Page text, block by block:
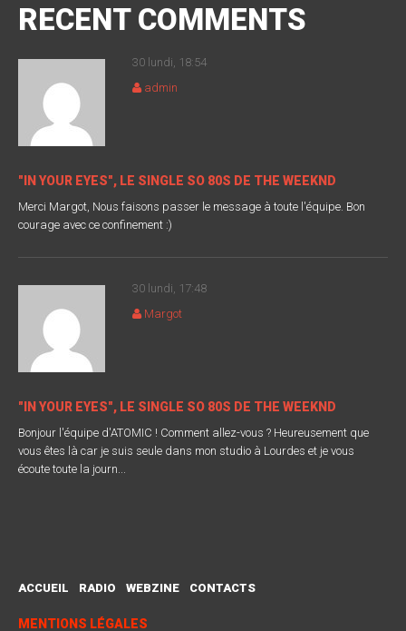
RECENT COMMENTS
30 lundi, 18:54
admin
"IN YOUR EYES", LE SINGLE SO 80S DE THE WEEKND
Merci Margot, Nous faisons passer le message à toute l'équipe. Bon
courage avec ce confinement :)
30 lundi, 17:48
Margot
"IN YOUR EYES", LE SINGLE SO 80S DE THE WEEKND
Bonjour l'équipe d'ATOMIC ! Comment allez-vous ? Heureusement que
vous êtes là car je suis seule dans mon studio à Lourdes et je vous
écoute toute la journ...
ACCUEIL RADIO WEBZINE CONTACTS
MENTIONS LÉGALES